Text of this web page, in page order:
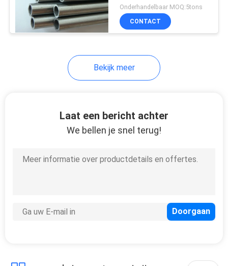
E235 NBK EN10305-1
Onderhandelbaar MOQ:5tons
CONTACT
Bekijk meer
Laat een bericht achter
We bellen je snel terug!